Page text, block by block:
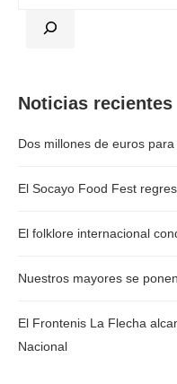
Noticias recientes
Dos millones de euros
El Socayo Food Fest
El folklore internacional
Nuestros mayores se
El Frontenis La Flecha
Nacional